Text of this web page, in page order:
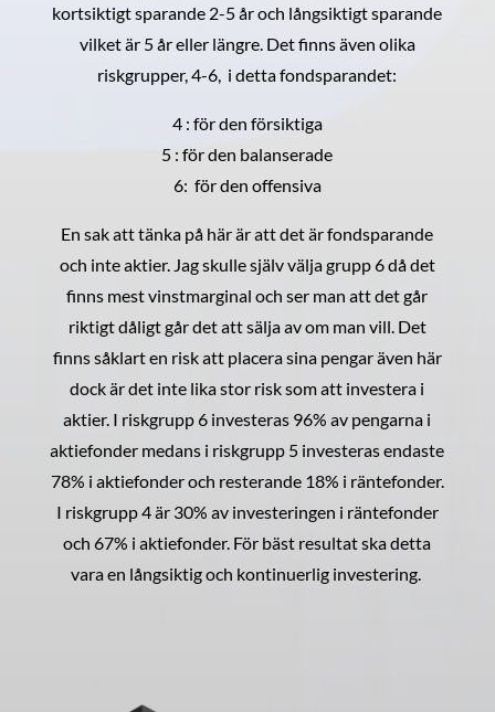
kortsiktigt sparande 2-5 år och långsiktigt sparande
vilket är 5 år eller längre. Det finns även olika
riskgrupper, 4-6, i detta fondsparandet:
4 : för den försiktiga
5 : för den balanserade
6: för den offensiva
En sak att tänka på här är att det är fondsparande
och inte aktier. Jag skulle själv välja grupp 6 då det
finns mest vinstmarginal och ser man att det går
riktigt dåligt går det att sälja av om man vill. Det
finns såklart en risk att placera sina pengar även här
dock är det inte lika stor risk som att investera i
aktier. I riskgrupp 6 investeras 96% av pengarna i
aktiefonder medans i riskgrupp 5 investeras endaste
78% i aktiefonder och resterande 18% i räntefonder.
I riskgrupp 4 är 30% av investeringen i räntefonder
och 67% i aktiefonder. För bäst resultat ska detta
vara en långsiktig och kontinuerlig investering.